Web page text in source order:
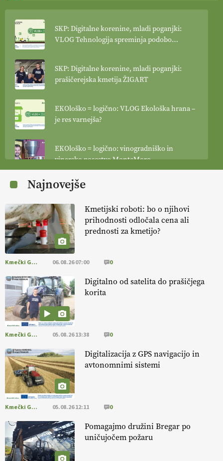
SKP: Digitalne korenine, mladi poganjki:
VLOG Tehnologija spreminja podobo
SKP: Digitalne korenine, mladi poganjki:
prašičerejska kmetija ŽIGART
EKOloško = logično: VLOG Ekološka hrana –
je res varnejša?
EKOloško = logično: vinogradniško in
vinarsko posestvo MonteMoro
EKOloško = logično: ekološka kmetija
EKOloško = logično: ekološka kmetija
HOMAR
EKOloško = logično: VLOG Ekološko
kmetijstvo brez škropljenja?
EKOloško = logično: ekološka kmetija
ALTENBAHER
EKOloško = logično: ekološko oljarstvo
MORGAN
EKOloško = logično: ekološka kmetija
FREŠER
KMETIJSKA LIGA PRVAKOV: POMLADITEV
KMETIJSKE EKIPE
Najnovejše
Kmetijski roboti: bo o njihovi
prihodnosti odločala cena ali
prednosti za kmetijo?
Kmečki Glas 06.08.26 07:00 0
Digitalno od satelita do prašičjega
korita
Kmečki Glas 05.08.26 13:38 0
Digitalizacija z GPS navigacijo in
avtonomnimi sistemi
Kmečki Glas 05.08.26 12:11 0
Pomagajmo družini Bregar po
uničujočem požaru